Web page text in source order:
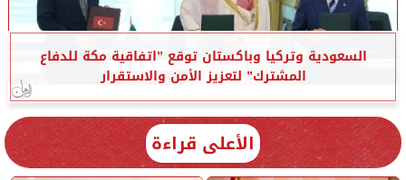
السعودية وتركيا وباكستان توقع ”اتفاقية مكة للدفاع
المشترك” لتعزيز الأمن والاستقرار
الأعلى قراءة